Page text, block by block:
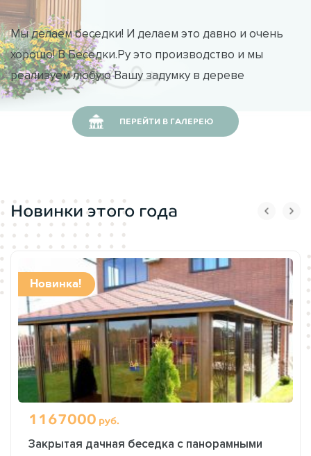
Мы делаем беседки! И делаем это давно и очень
хорошо! В Беседки.Ру это производство и мы
реализуем любую Вашу задумку в дереве
ПЕРЕЙТИ В ГАЛЕРЕЮ
Новинки этого года
Новинка!
1167000 руб.
Закрытая дачная беседка с панорамными